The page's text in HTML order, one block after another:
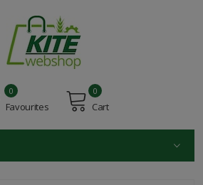
Favourites
0
Cart
0